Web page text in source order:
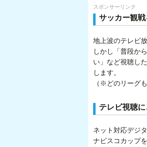
スポンサーリンク
サッカー観
地上波のテレビ
しかし「普段か
い」など視聴し
します。
（※どのリーグ
テレビ視聴
ネット対応デジ
ナビスコカップ